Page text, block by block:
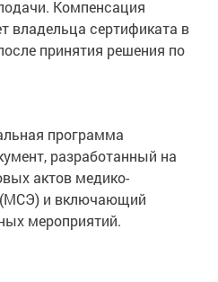
Компенсация
владельца сертификата в
принятия решения по
программа
разработанный на
актов медико-
(МСЭ) и включающий
мероприятий.